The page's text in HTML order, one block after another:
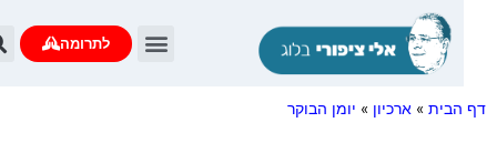
לתרומה
»ארכיון»יומן הבוקר